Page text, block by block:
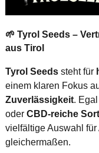
🌱 Tyrol Seeds –
aus Tirol
Tyrol Seedssteht für
einem klaren Fokus
Zuverlässigkeit.
oder CBD-reiche
vielfältige Auswahl
gleichermaßen.